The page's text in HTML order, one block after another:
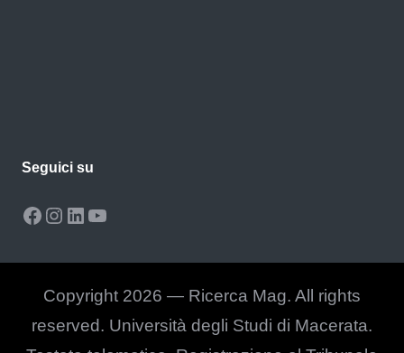
Seguici su
Facebook
Instagram
LinkedIn
YouTube
Copyright 2026 — Ricerca Mag. All rights
reserved. Università degli Studi di Macerata.